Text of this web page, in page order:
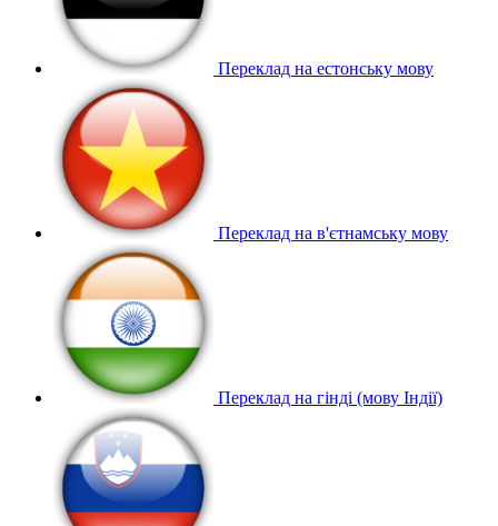
Переклад на естонську мову
Переклад на в'єтнамську мову
Переклад на гінді (мову Індії)